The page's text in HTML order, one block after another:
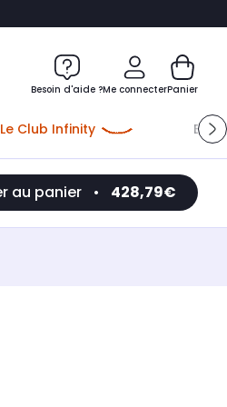
chatbot
Besoin d'aide ?Me connecterPanier
Le Club Infinity
au panier • 428,79€